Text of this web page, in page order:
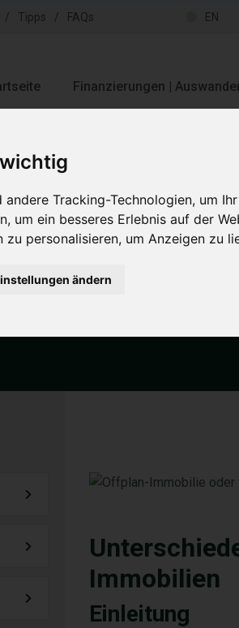
Tracking-Technologien, um
, um ein besseres Erlebnis auf der
zu personalisieren, um Anzeigen zu
ändern
Tipps FAQs EN
Finanzierungen |
Immobilien
Einleitung